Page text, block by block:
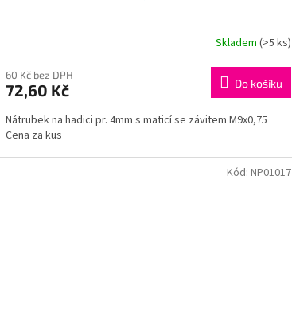
Skladem (>5 ks)
60 Kč bez DPH
72,60 Kč Do košíku
Nátrubek na hadici pr. 4mm s maticí se závitem M9x0,75
Cena za kus
Kód: NP01017